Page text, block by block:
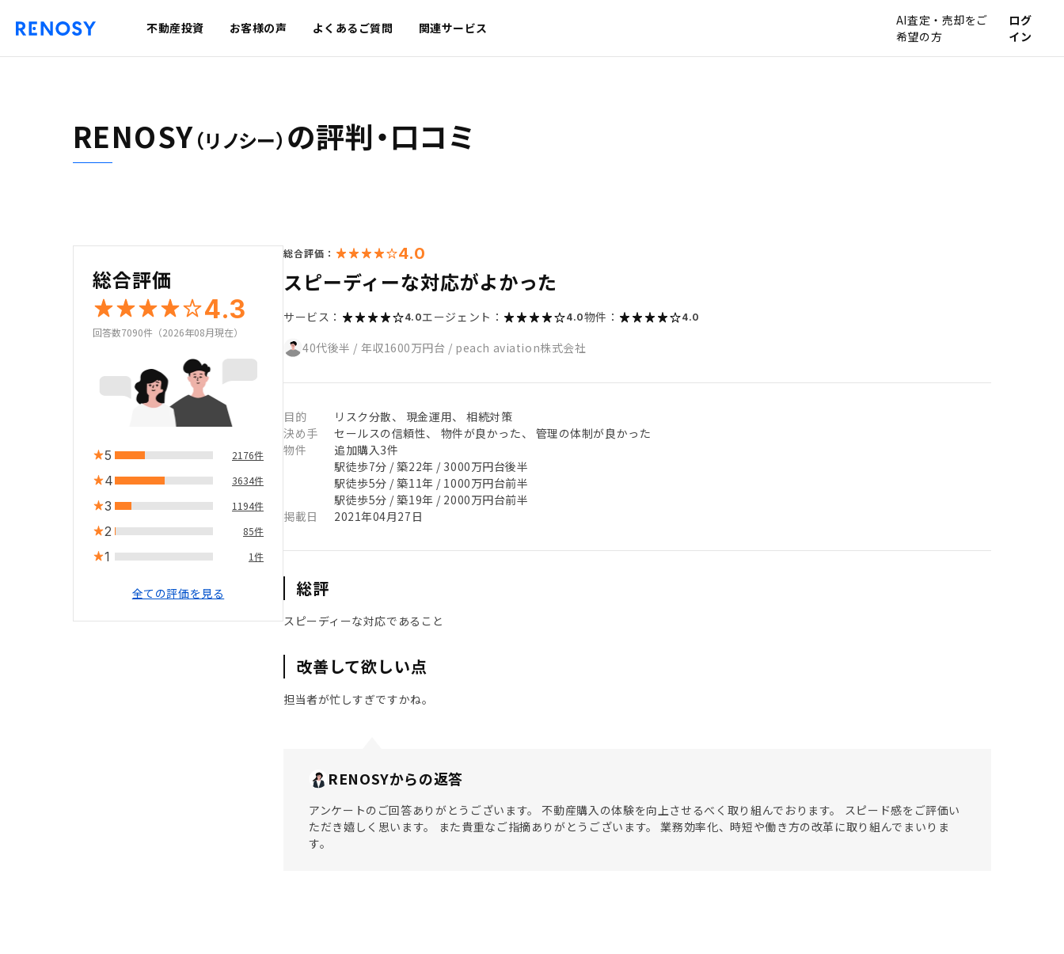
不動産投資 お客様の声 よくあるご質問 関連サービス
AI査定・売却をご
希望の方
ログ
イン
RENOSY（リノシー） の評判・口コミ
総合評価
4.3
回答数7090件（2026年08月現在）
5 2176件
4 3634件
3 1194件
2 85件
1 1件
全ての評価を見る
総合評価： 4.0
スピーディーな対応がよかった
サービス： 4.0エージェント： 4.0物件： 4.0
40代後半 / 年収1600万円台 / peach aviation株式会社
目的
リスク分散、 現金運用、 相続対策
決め手
セールスの信頼性、 物件が良かった、 管理の体制が良かった
物件
追加購入3件
駅徒歩7分 / 築22年 / 3000万円台後半
駅徒歩5分 / 築11年 / 1000万円台前半
駅徒歩5分 / 築19年 / 2000万円台前半
掲載日
2021年04月27日
総評
スピーディーな対応であること
改善して欲しい点
担当者が忙しすぎですかね。
RENOSYからの返答
アンケートのご回答ありがとうございます。 不動産購入の体験を向上させるべく取り組んでおります。 スピード感をご評価い
ただき嬉しく思います。 また貴重なご指摘ありがとうございます。 業務効率化、時短や働き方の改革に取り組んでまいりま
す。